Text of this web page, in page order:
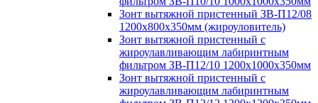
Зонт вытяжной пристенный ЗВ-П12/08
1200х800х350мм (жироуловитель)
Зонт вытяжной пристенный с
жироулавливающим лабиринтным
фильтром ЗВ-П12/10 1200х1000х350мм
Зонт вытяжной пристенный с
жироулавливающим лабиринтным